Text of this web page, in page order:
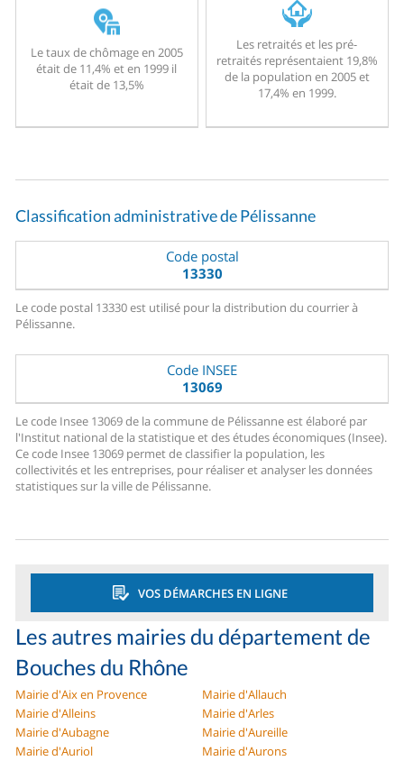
Le taux de chômage en 2005
était de 11,4% et en 1999 il
était de 13,5%
Les retraités et les pré-
retraités représentaient 19,8%
de la population en 2005 et
17,4% en 1999.
Classification administrative de Pélissanne
Code postal
13330
Le code postal 13330 est utilisé pour la distribution du courrier à
Pélissanne.
Code INSEE
13069
Le code Insee 13069 de la commune de Pélissanne est élaboré par
l'Institut national de la statistique et des études économiques (Insee).
Ce code Insee 13069 permet de classifier la population, les
collectivités et les entreprises, pour réaliser et analyser les données
statistiques sur la ville de Pélissanne.
VOS DÉMARCHES EN LIGNE
Les autres mairies du département de
Bouches du Rhône
Mairie d'Aix en Provence
Mairie d'Allauch
Mairie d'Alleins
Mairie d'Arles
Mairie d'Aubagne
Mairie d'Aureille
Mairie d'Auriol
Mairie d'Aurons